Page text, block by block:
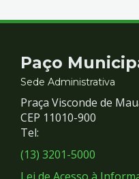
Contato
e
Redes
Sociais
Paço
Sede Administrativa
Praça Visconde de
CEP 11010-900
Tel:
(13) 3201-5000